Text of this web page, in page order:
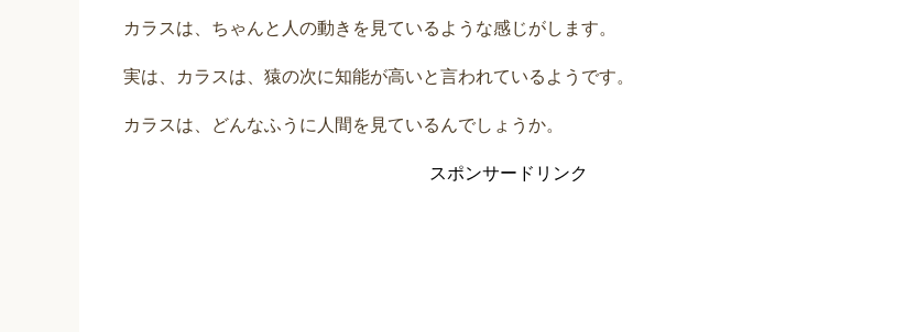
カラスは、ちゃんと人の動きを見ているような感じがします。
実は、カラスは、猿の次に知能が高いと言われているようです。
カラスは、どんなふうに人間を見ているんでしょうか。
スポンサードリンク